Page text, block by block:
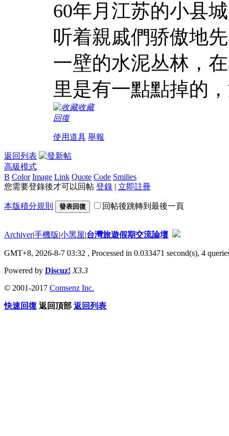
60年月江苏的小县
听着親戚們骄傲地
一壁的水泥丛林，
里是有一點點掉的
收藏
回復
使用道具 舉報
返回列表
高級模式
B Color Image Link Quote Code Smilies
您需要登錄後才可以回帖 登錄 | 立即註冊
本版積分規則 發表回復 回帖後跳轉到最後一頁
Archiver|手機版|小黑屋|台灣旅遊假期交流論壇
GMT+8, 2026-8-7 03:32 , Processed in 0.033471 second(s), 4
Powered by Discuz! X3.3
© 2001-2017 Comsenz Inc.
快速回復 返回頂部 返回列表